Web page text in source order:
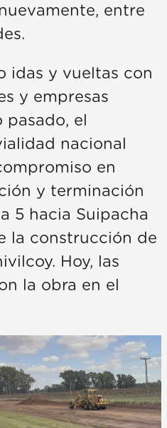
entre
idas y vueltas con
y empresas
el
nacional
en
y terminación
5 hacia Suipacha
la construcción de
Hoy, las
la obra en el